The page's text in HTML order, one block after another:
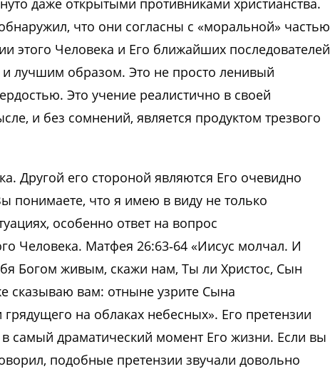
что они согласны с «моральной» частью
этого Человека и Его ближайших последователей
лучшим образом. Это не просто ленивый
Это учение реалистично в своей
и без сомнений, является продуктом трезвого
Другой его стороной являются Его очевидно
понимаете, что я имею в виду не только
особенно ответ на вопрос
Человека. Матфея 26:63‑64 «Иисус молчал. И
Богом живым, скажи нам, Ты ли Христос, Сын
сказываю вам: отныне узрите Сына
на облаках небесных». Его претензии
самый драматический момент Его жизни. Если вы
подобные претензии звучали довольно